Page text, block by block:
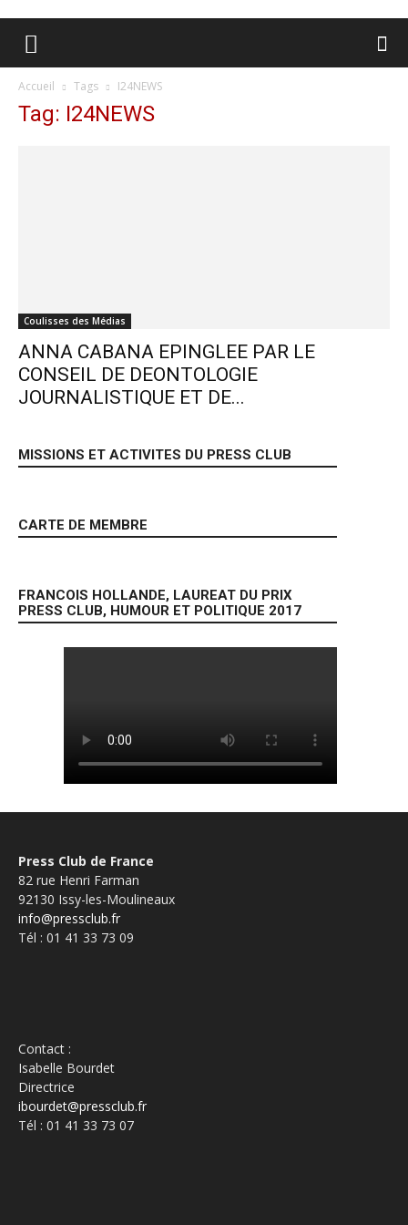
Accueil Tags I24NEWS
Tag: I24NEWS
Coulisses des Médias
ANNA CABANA EPINGLEE PAR LE
CONSEIL DE DEONTOLOGIE
JOURNALISTIQUE ET DE...
MISSIONS ET ACTIVITES DU PRESS CLUB
CARTE DE MEMBRE
FRANCOIS HOLLANDE, LAUREAT DU PRIX
PRESS CLUB, HUMOUR ET POLITIQUE 2017
Press Club de France
82 rue Henri Farman
92130 Issy-les-Moulineaux
info@pressclub.fr
Tél : 01 41 33 73 09
Contact :
Isabelle Bourdet
Directrice
ibourdet@pressclub.fr
Tél : 01 41 33 73 07